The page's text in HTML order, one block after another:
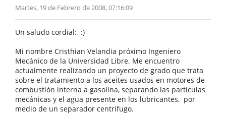
Martes, 19 de Febrero de 2008, 07:16:09
Un saludo cordial: :)
Mi nombre Cristhian Velandia próximo Ingeniero
Mecánico de la Universidad Libre. Me encuentro
actualmente realizando un proyecto de grado que trata
sobre el tratamiento a los aceites usados en motores de
combustión interna a gasolina, separando las partículas
mecánicas y el agua presente en los lubricantes, por
medio de un separador centrifugo.